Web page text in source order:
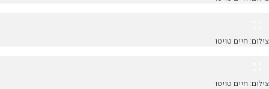
צילום: חיים טויטו
צילום: חיים טויטו